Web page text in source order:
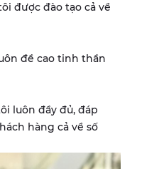
được đào tạo cả về
đề cao tinh thần
luôn đầy đủ, đáp
hàng cả về số